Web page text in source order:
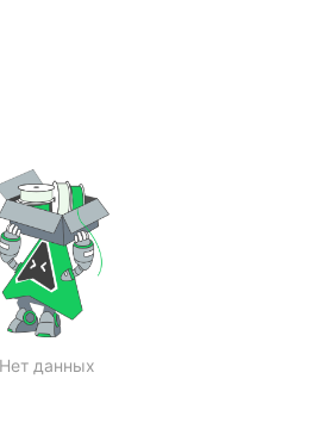
Нет данных